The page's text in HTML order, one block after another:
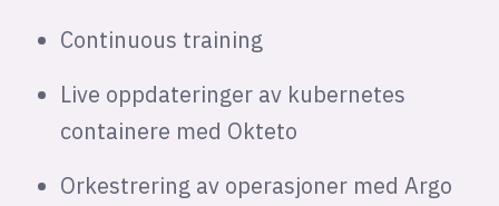
Continuous training
Live oppdateringer av kubernetes
containere med Okteto
Orkestrering av operasjoner med Argo